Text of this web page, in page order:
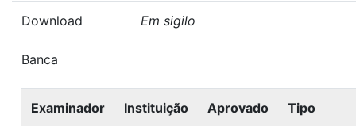
Download Em sigilo
Banca
Examinador Instituição Aprovado Tipo